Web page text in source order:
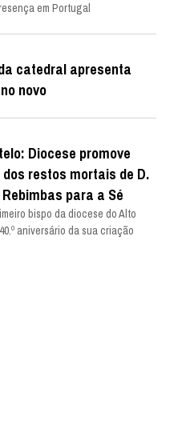
em Portugal
catedral apresenta
novo
Diocese promove
restos mortais de D.
para a Sé
bispo da diocese do Alto
aniversário da sua criação